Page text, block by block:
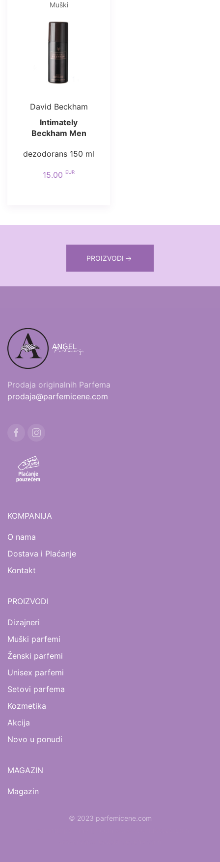
Muški
David Beckham
Intimately
Beckham Men
dezodorans 150 ml
15.00 EUR
PROIZVODI
Prodaja originalnih Parfema
prodaja@parfemicene.com
KOMPANIJA
O nama
Dostava i Plaćanje
Kontakt
PROIZVODI
Dizajneri
Muški parfemi
Ženski parfemi
Unisex parfemi
Setovi parfema
Kozmetika
Akcija
Novo u ponudi
MAGAZIN
Magazin
© 2023 parfemicene.com